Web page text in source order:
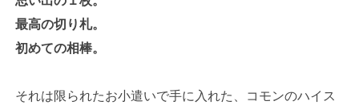
最高の切り札。
初めての相棒。
それは限られたお小遣いで手に入れた、コモンのハイス